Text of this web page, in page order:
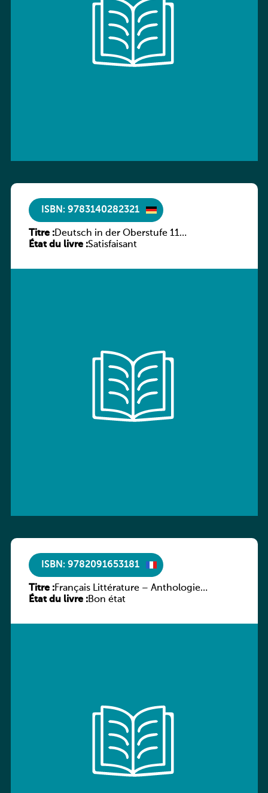
ISBN: 9783140282321
Titre :Deutsch in der Oberstufe 11
(Schülerbuch) Ausgabe Bayern
État du livre :Satisfaisant
ISBN: 9782091653181
Titre :Français Littérature – Anthologie
chronologique 2de/1re
État du livre :Bon état